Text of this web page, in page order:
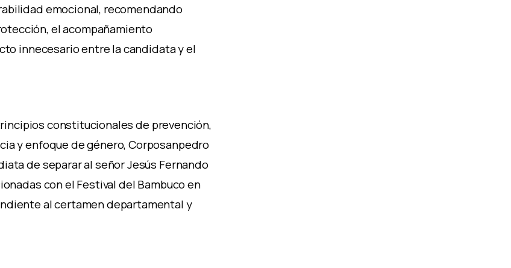
emocional, recomendando
el acompañamiento
innecesario entre la candidata y el
constitucionales de prevención,
y enfoque de género, Corposanpedro
de separar al señor Jesús Fernando
con el Festival del Bambuco en
al certamen departamental y